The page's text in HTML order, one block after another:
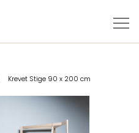
Krevet Stige 90 x 200 cm